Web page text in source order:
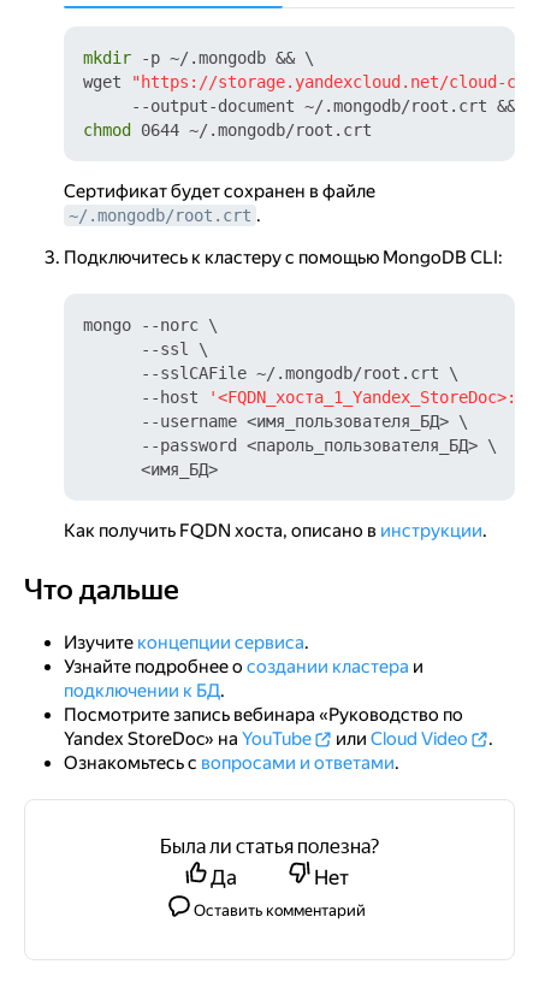
mkdir -p ~/.mongodb && \
wget
"https://storage.yandexcloud.net/cloud-
chmod
Сертификат будет сохранен в файле
~/.mongodb/root.crt .
Подключитесь к кластеру с помощью MongoDB CLI:
mongo --norc \
      --ssl \
      --sslCAFile ~/.mongodb/root.crt \
      --host
      --username <имя_пользователя_БД> \
      --password <пароль_пользователя_БД> \
Как получить FQDN хоста, описано в инструкции.
Что дальше
Что дальше
Изучите концепции сервиса.
Узнайте подробнее о создании кластера и
подключении к БД.
Посмотрите запись вебинара «Руководство по
Yandex StoreDoc» на YouTube или Cloud Video
.
Ознакомьтесь с вопросами и ответами.
Была ли статья полезна?
Да
Нет
Оставить комментарий